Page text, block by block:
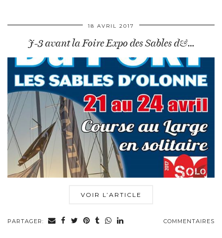
18 AVRIL 2017
J-3 avant la Foire Expo des Sables d&…
VOIR L’ARTICLE
PARTAGER: COMMENTAIRES